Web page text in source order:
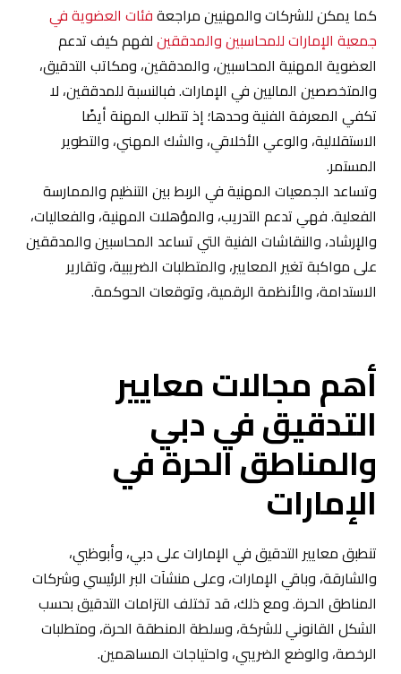
كما يمكن للشركات والمهنيين مراجعةفئات العضوية في
جمعية الإمارات للمحاسبين والمدققينلفهم كيف تدعم
العضوية المهنية المحاسبين، والمدققين، ومكاتب التدقيق،
والمتخصصين الماليين في الإمارات. فبالنسبة للمدققين، لا
تكفي المعرفة الفنية وحدها؛ إذ تتطلب المهنة أيضًا
الاستقلالية، والوعي الأخلاقي، والشك المهني، والتطوير
المستمر.
وتساعد الجمعيات المهنية في الربط بين التنظيم والممارسة
الفعلية. فهي تدعم التدريب، والمؤهلات المهنية، والفعاليات،
والإرشاد، والنقاشات الفنية التي تساعد المحاسبين والمدققين
على مواكبة تغير المعايير، والمتطلبات الضريبية، وتقارير
الاستدامة، والأنظمة الرقمية، وتوقعات الحوكمة.
أهم مجالات معايير
التدقيق في دبي
والمناطق الحرة في
الإمارات
تنطبق معايير التدقيق في الإمارات على دبي، وأبوظبي،
والشارقة، وباقي الإمارات، وعلى منشآت البر الرئيسي وشركات
المناطق الحرة. ومع ذلك، قد تختلف التزامات التدقيق بحسب
الشكل القانوني للشركة، وسلطة المنطقة الحرة، ومتطلبات
الرخصة، والوضع الضريبي، واحتياجات المساهمين.